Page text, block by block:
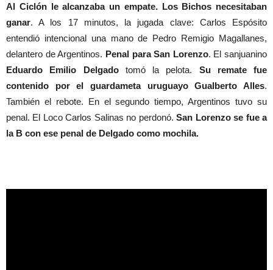
Al Ciclón le alcanzaba un empate. Los Bichos necesitaban
ganar. A los 17 minutos, la jugada clave: Carlos Espósito
entendió intencional una mano de Pedro Remigio Magallanes,
delantero de Argentinos. Penal para San Lorenzo. El sanjuanino
Eduardo Emilio Delgadotomó la pelota. Su remate fue
contenido por el guardameta uruguayo Gualberto Alles.
También el rebote. En el segundo tiempo, Argentinos tuvo su
penal. El Loco Carlos Salinas no perdonó.San Lorenzo se fue a
la B con ese penal de Delgado como mochila.